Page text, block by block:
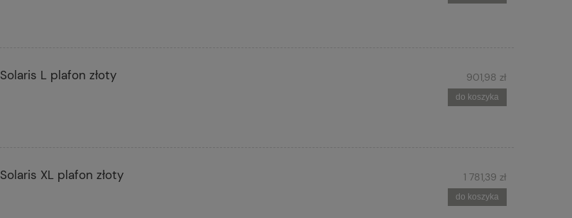
Solaris L plafon złoty 901,98 zł
do koszyka
Solaris XL plafon złoty 1 781,39 zł
do koszyka